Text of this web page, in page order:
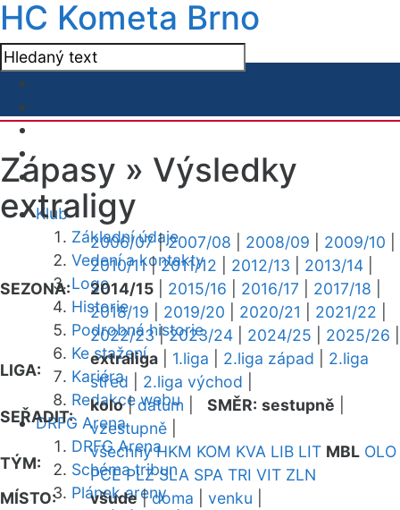
HC Kometa Brno
Klub
Základní údaje
Vedení a kontakty
Logo
Historie
Podrobná historie
Ke stažení
Kariéra
Redakce webu
DRFG Arena
DRFG Arena
Schéma tribun
Plánek areny
Zápasy » Výsledky
extraligy
SEZONA:
2006/07|2007/08 2008/09 2009/10
2010/11|2011/12 2012/13 2013/14
2014/15
2015/16 2016/17 2017/18
2018/19
2019/20 2020/21 2021/22
2022/23|2023/24 2024/25 2025/26
LIGA:
extraliga 1.liga 2.liga západ
2.liga
střed
2.liga východ
SEŘADIT:
kolo|datum SMĚR: sestupně
vzestupně
TÝM:
všechny HKM KOM KVA LIB LIT MBL OLO
PCE PLZ SLA SPA TRI VIT ZLN
MÍSTO:
všude|doma venku